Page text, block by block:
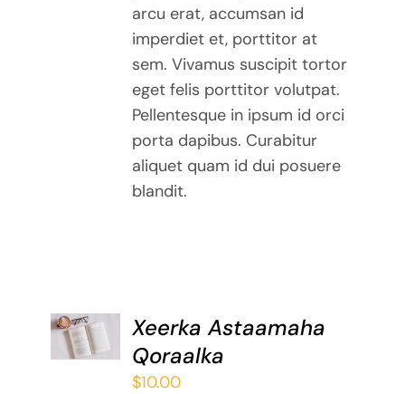
arcu erat, accumsan id
imperdiet et, porttitor at
sem. Vivamus suscipit tortor
eget felis porttitor volutpat.
Pellentesque in ipsum id orci
porta dapibus. Curabitur
aliquet quam id dui posuere
blandit.
ADD TO
BASKET
/
Xeerka Astaamaha
Qoraalka
$10.00